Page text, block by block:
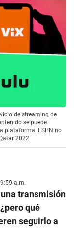
de streaming de
se puede
plataforma. ESPN no
2022.
a.m.
transmisión
¿pero qué
seguirlo a